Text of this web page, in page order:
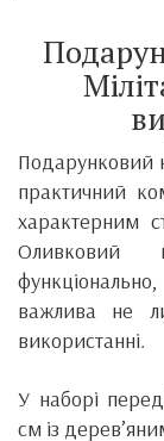
Подарунковий
практичний
характерним
Оливковий
важлива не
використанні.
У наборі
см із